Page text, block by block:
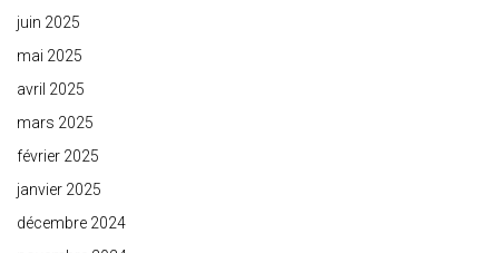
juin 2025
mai 2025
avril 2025
mars 2025
février 2025
janvier 2025
décembre 2024